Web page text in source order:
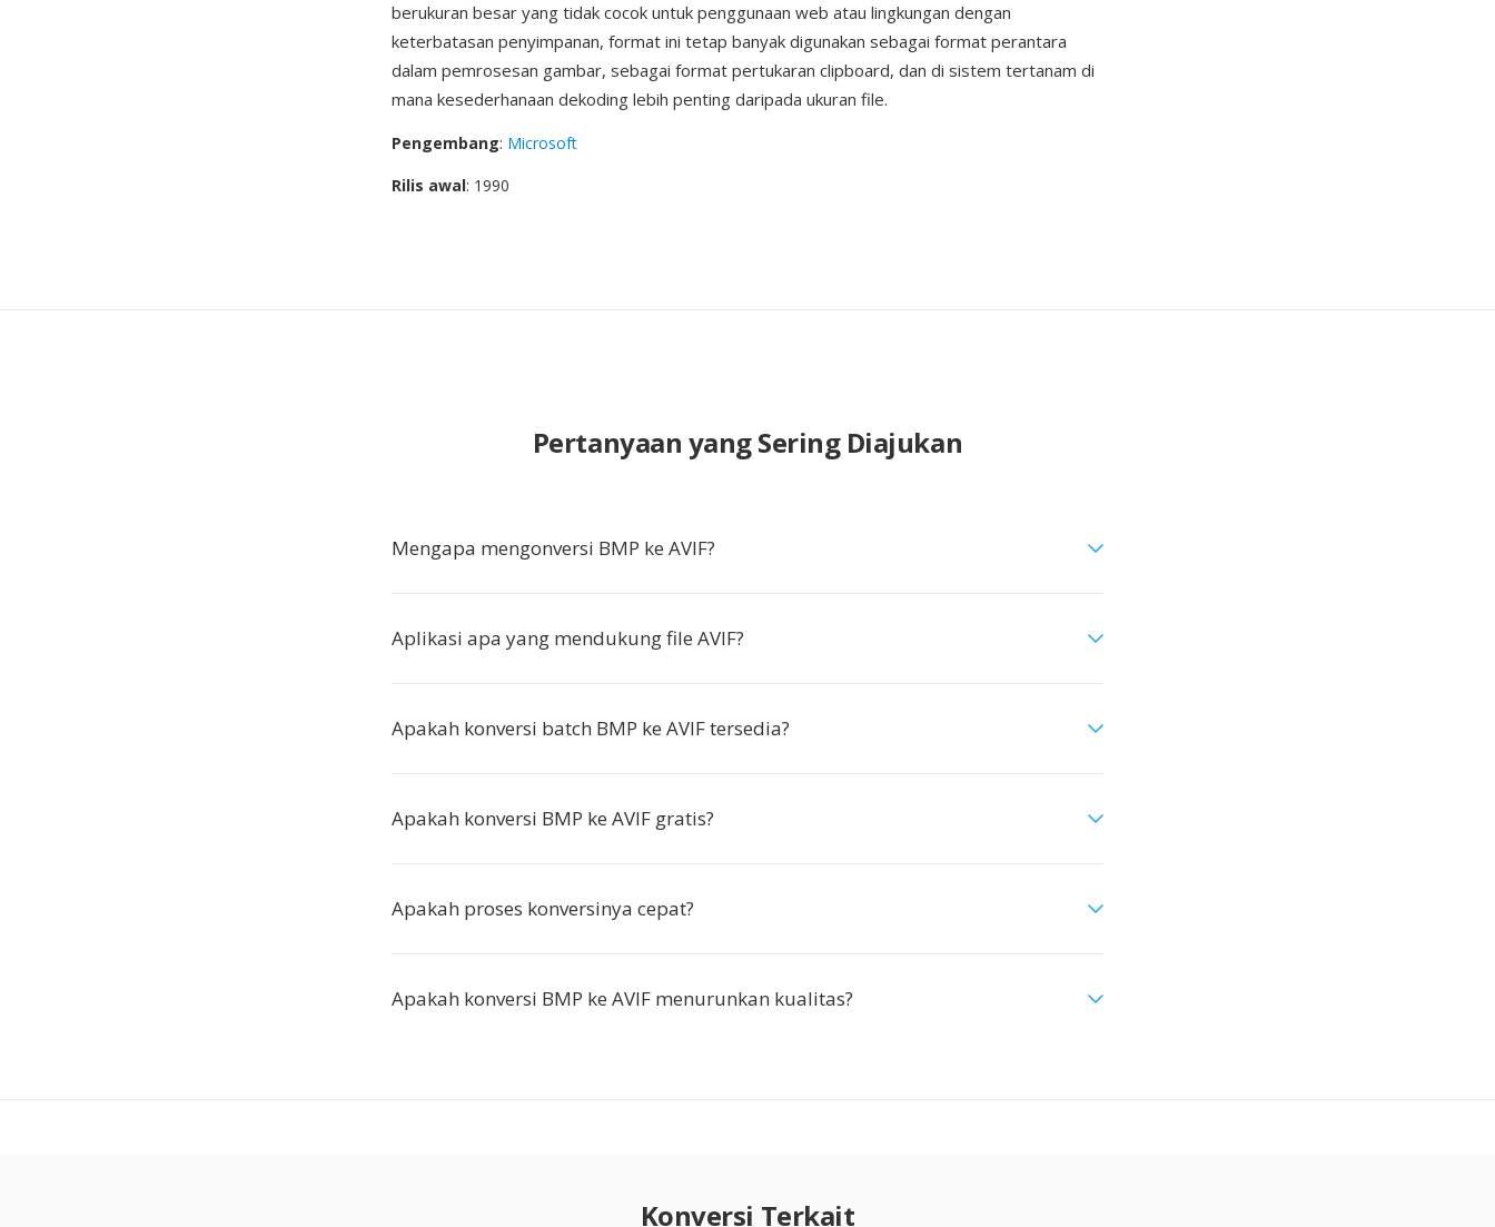
berukuran besar yang tidak cocok untuk penggunaan web atau lingkungan dengan
keterbatasan penyimpanan, format ini tetap banyak digunakan sebagai format perantara
dalam pemrosesan gambar, sebagai format pertukaran clipboard, dan di sistem tertanam di
mana kesederhanaan dekoding lebih penting daripada ukuran file.
Pengembang: Microsoft
Rilis awal: 1990
Pertanyaan yang Sering Diajukan
Mengapa mengonversi BMP ke AVIF?
Aplikasi apa yang mendukung file AVIF?
Apakah konversi batch BMP ke AVIF tersedia?
Apakah konversi BMP ke AVIF gratis?
Apakah proses konversinya cepat?
Apakah konversi BMP ke AVIF menurunkan kualitas?
Konversi Terkait